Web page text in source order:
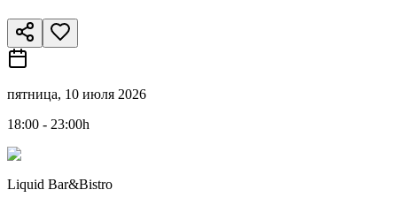
пятница, 10 июля 2026
18:00 - 23:00h
Liquid Bar&Bistro